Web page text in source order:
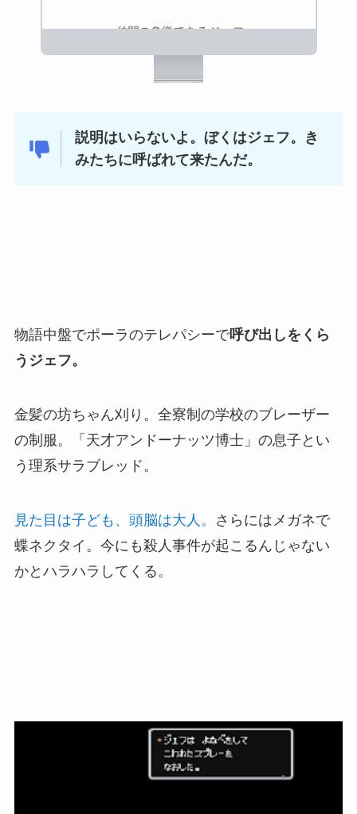
仲間の象徴であるジェフ
説明はいらないよ。ぼくはジェフ。き
みたちに呼ばれて来たんだ。
物語中盤でポーラのテレパシーで呼び出しをくら
うジェフ。
金髪の坊ちゃん刈り。全寮制の学校のブレーザー
の制服。「天才アンドーナッツ博士」の息子とい
う理系サラブレッド。
見た目は子ども、頭脳は大人。
さらにはメガネで
蝶ネクタイ。 今にも殺人事件が起こるんじゃない
かとハラハラしてくる。